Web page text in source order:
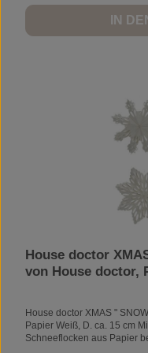
Böhmen ca. 26 x 26 x 30 cm
IN
House doctor
von House doctor,
House doctor XMAS "
Papier Weiß, D. ca. 15 cm Mit dieser Packung mit 4 weihnachtlichen
Schneeflocken aus Papier